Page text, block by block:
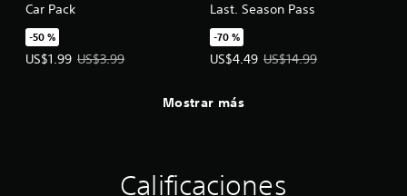
Car Pack
-50 %
US$1.99
Precio de la oferta: US$1.99. Precio original: US$3.99.
US$3.99
Last. Season Pass
-70 %
US$4.49
Precio de la oferta: US$4.49.
US$14.99
Mostrar más
Calificaciones